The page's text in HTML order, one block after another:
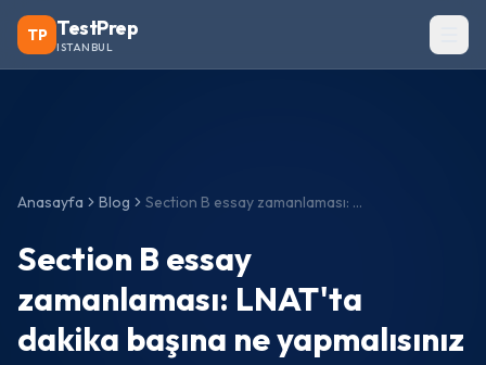
TP TestPrep
ISTANBUL
Anasayfa Blog Section B essay zamanlaması: LNAT'ta dakika başına ne yapmalısınız
Section B essay
zamanlaması: LNAT'ta
dakika başına ne yapmalısınız